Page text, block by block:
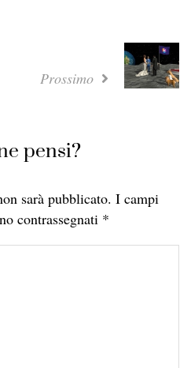
Prossimo
pensi?
sarà pubblicato. I campi
contrassegnati *